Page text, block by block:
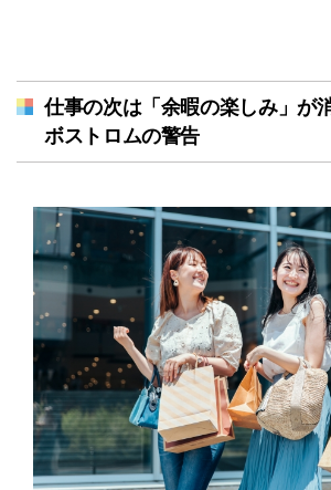
仕事の次は「余暇の楽しみ」が
ボストロムの警告